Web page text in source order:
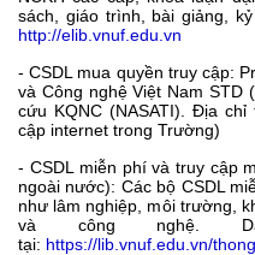
sách, giáo trình, bài giảng,
http://elib.vnuf.edu.vn
- CSDL mua quyền truy cập:
và Công nghệ Việt Nam STD
cứu KQNC (NASATI). Địa chỉ
cập internet trong Trường)
- CSDL miễn phí và truy cập
ngoài nước): Các bộ CSDL
như lâm nghiệp, môi trường,
và công nghệ.
tại: https://lib.vnuf.edu.vn/